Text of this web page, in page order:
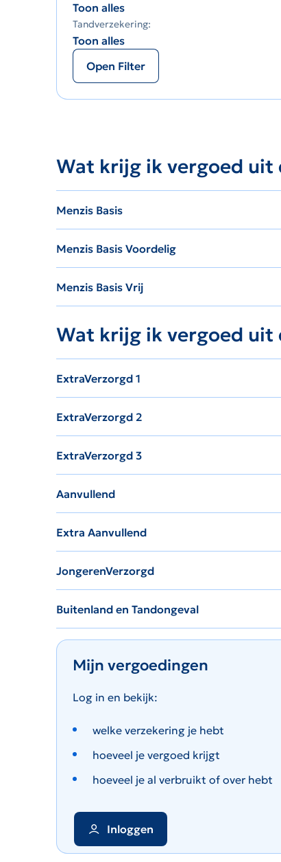
Toon alles
Tandverzekering:
Toon alles
Open Filter
Wat krijg ik vergoed uit
Menzis Basis
Menzis Basis Voordelig
Menzis Basis Vrij
Wat krijg ik vergoed uit
ExtraVerzorgd 1
ExtraVerzorgd 2
ExtraVerzorgd 3
Aanvullend
Extra Aanvullend
JongerenVerzorgd
Buitenland en Tandongeval
Mijn vergoedingen
Log in en bekijk:
welke verzekering je hebt
hoeveel je vergoed krijgt
hoeveel je al verbruikt of over hebt
Inloggen